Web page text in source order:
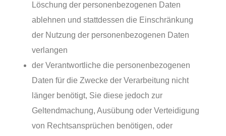
Löschung der personenbezogenen Daten
ablehnen und stattdessen die Einschränkung
der Nutzung der personenbezogenen Daten
verlangen
der Verantwortliche die personenbezogenen
Daten für die Zwecke der Verarbeitung nicht
länger benötigt, Sie diese jedoch zur
Geltendmachung, Ausübung oder Verteidigung
von Rechtsansprüchen benötigen, oder